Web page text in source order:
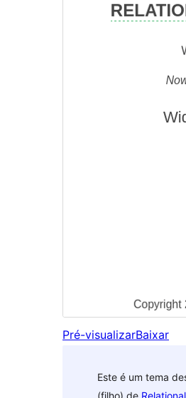
Pré-visualizarBaixar
Este é um tema
(filho) de Relational